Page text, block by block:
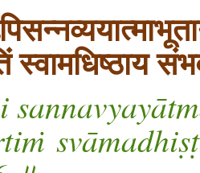
स्वामधिष्ठाय